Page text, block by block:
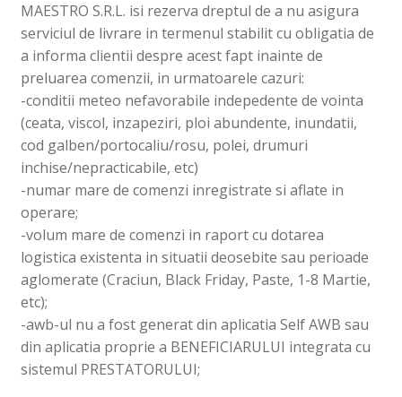
MAESTRO S.R.L. isi rezerva dreptul de a nu asigura
serviciul de livrare in termenul stabilit cu obligatia de
a informa clientii despre acest fapt inainte de
preluarea comenzii, in urmatoarele cazuri:
-conditii meteo nefavorabile indepedente de vointa
(ceata, viscol, inzapeziri, ploi abundente, inundatii,
cod galben/portocaliu/rosu, polei, drumuri
inchise/nepracticabile, etc)
-numar mare de comenzi inregistrate si aflate in
operare;
-volum mare de comenzi in raport cu dotarea
logistica existenta in situatii deosebite sau perioade
aglomerate (Craciun, Black Friday, Paste, 1-8 Martie,
etc);
-awb-ul nu a fost generat din aplicatia Self AWB sau
din aplicatia proprie a BENEFICIARULUI integrata cu
sistemul PRESTATORULUI;